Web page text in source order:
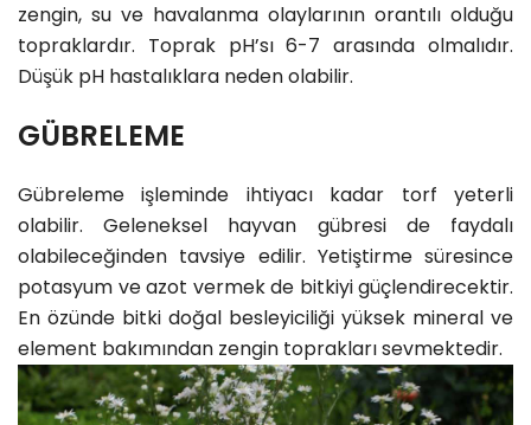
zengin, su ve havalanma olaylarının orantılı olduğu
topraklardır. Toprak pH’sı 6-7 arasında olmalıdır.
Düşük pH hastalıklara neden olabilir.
GÜBRELEME
Gübreleme işleminde ihtiyacı kadar torf yeterli
olabilir. Geleneksel hayvan gübresi de faydalı
olabileceğinden tavsiye edilir. Yetiştirme süresince
potasyum ve azot vermek de bitkiyi güçlendirecektir.
En özünde bitki doğal besleyiciliği yüksek mineral ve
element bakımından zengin toprakları sevmektedir.